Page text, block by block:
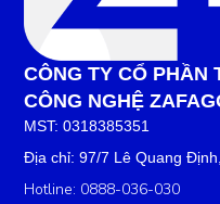
CÔNG TY CỔ PHẦN
CÔNG NGHỆ
MST: 0318385351
Địa chỉ: 97/7 Lê Quang
Hotline: 0888-036-030